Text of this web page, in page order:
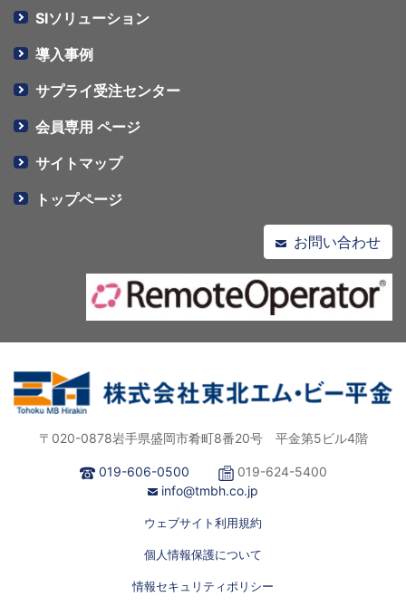
SIソリューション
導入事例
サプライ受注センター
会員専用 ページ
サイトマップ
トップページ
お問い合わせ
〒020-0878岩手県盛岡市肴町8番20号 平金第5ビル4階
019-606-0500
019-624-5400
info@tmbh.co.jp
ウェブサイト利用規約
個人情報保護について
情報セキュリティポリシー